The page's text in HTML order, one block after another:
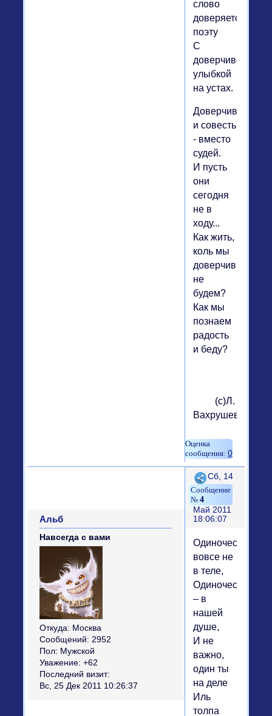
слово
доверяется
поэту
С
доверчивой
улыбкой
на устах.
Доверчивость
и совесть
- вместо
судей.
И пусть
они
сегодня
не в
ходу...
Как жить,
коль мы
доверчивы
не
будем?
Как мы
познаем
радость
и беду?
(с)Л.
Вахрушева
0
Поделиться
4
Сб, 14
Май 2011
18:06:07
Альб
Навсегда с вами
Откуда: Москва
Сообщений: 2952
Пол: Мужской
Уважение: +62
Последний визит:
Вс, 25 Дек 2011 10:26:37
Одиночество
вовсе не
в теле,
Одиночество
– в
нашей
душе,
И не
важно,
один ты
на деле
Иль
толпа